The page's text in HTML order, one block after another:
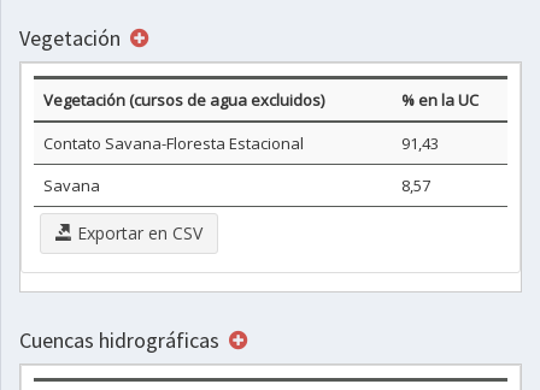
Vegetación
Vegetación (cursos de agua excluidos)
% en la UC
Contato Savana-Floresta Estacional
91,43
Savana
8,57
Exportar en CSV
Cuencas hidrográficas